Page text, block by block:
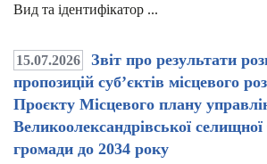
Вид та ідентифікатор ...
15.07.2026
Звіт про результати
пропозицій суб’єктів місцевого
Проєкту Місцевого плану
Великоолександрівської селищної
громади до 2034 року